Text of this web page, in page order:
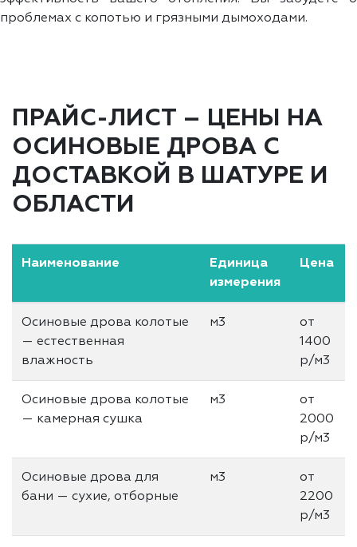
проблемах с копотью и грязными дымоходами.
ПРАЙС-ЛИСТ – ЦЕНЫ НА
ОСИНОВЫЕ ДРОВА С
ДОСТАВКОЙ В ШАТУРЕ И
ОБЛАСТИ
Наименование
Единица
измерения
Цена
Осиновые дрова колотые
— естественная
влажность
м3
от
1400
р/м3
Осиновые дрова колотые
— камерная сушка
м3
от
2000
р/м3
Осиновые дрова для
бани — сухие, отборные
м3
от
2200
р/м3